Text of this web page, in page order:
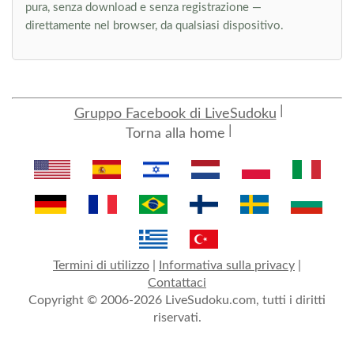
pura, senza download e senza registrazione —
direttamente nel browser, da qualsiasi dispositivo.
Gruppo Facebook di LiveSudoku
Torna alla home
Termini di utilizzo Informativa sulla privacy
Contattaci
Copyright © 2006-2026 LiveSudoku.com, tutti i diritti
riservati.